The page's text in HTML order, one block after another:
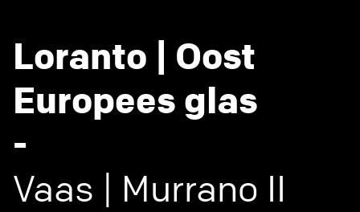
Loranto | Oost
Europees glas
-
Vaas | Murrano II